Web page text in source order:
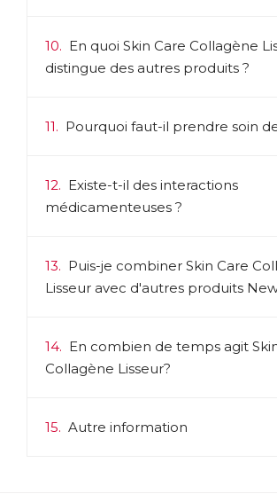
10. En quoi Skin Care Collagène
distingue des autres produits ?
11. Pourquoi faut-il prendre soin
12. Existe-t-il des interactions
médicamenteuses ?
13. Puis-je combiner Skin Care
Lisseur avec d'autres produits
14. En combien de temps agit
Collagène Lisseur?
15. Autre information